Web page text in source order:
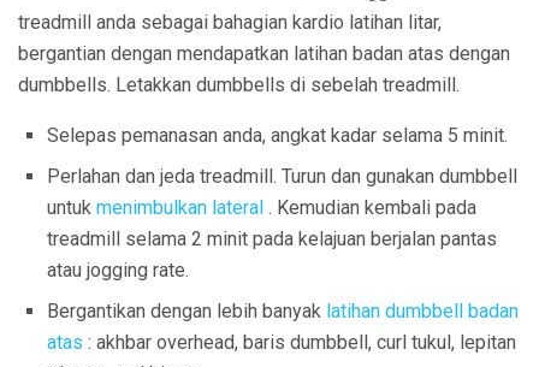
treadmill anda sebagai bahagian kardio latihan litar,
bergantian dengan mendapatkan latihan badan atas dengan
dumbbells. Letakkan dumbbells di sebelah treadmill.
Selepas pemanasan anda, angkat kadar selama 5 minit.
Perlahan dan jeda treadmill. Turun dan gunakan dumbbell
untuk menimbulkan lateral . Kemudian kembali pada
treadmill selama 2 minit pada kelajuan berjalan pantas
atau jogging rate.
Bergantikan dengan lebih banyak latihan dumbbell badan
atas : akhbar overhead, baris dumbbell, curl tukul, lepitan